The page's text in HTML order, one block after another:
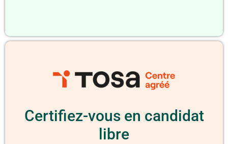
Certifiez-vous en candidat
libre